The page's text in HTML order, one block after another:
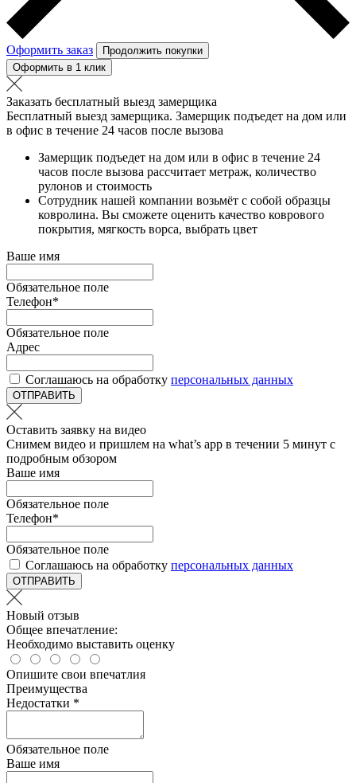
Оформить заказ
Продолжить покупки
Оформить в 1 клик
Заказать бесплатный выезд замерщика
Бесплатный выезд замерщика. Замерщик подъедет на дом или
в офис в течение 24 часов после вызова
Замерщик подъедет на дом или в офис в течение 24
часов после вызова рассчитает метраж, количество
рулонов и стоимость
Сотрудник нашей компании возьмёт с собой образцы
ковролина. Вы сможете оценить качество коврового
покрытия, мягкость ворса, выбрать цвет
Ваше имя
Обязательное поле
Телефон*
Обязательное поле
Адрес
Соглашаюсь на обработку персональных данных
ОТПРАВИТЬ
Оставить заявку на видео
Снимем видео и пришлем на what’s app в течении 5 минут с
подробным обзором
Ваше имя
Обязательное поле
Телефон*
Обязательное поле
Соглашаюсь на обработку персональных данных
ОТПРАВИТЬ
Новый отзыв
Общее впечатление:
Необходимо выставить оценку
Опишите свои впечатлия
Преимущества
Недостатки *
Обязательное поле
Ваше имя